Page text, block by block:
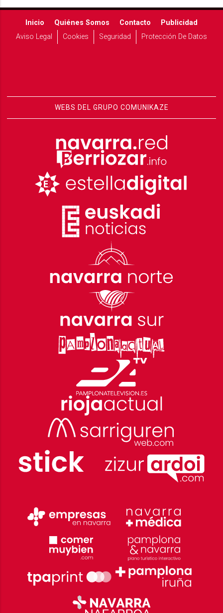
Inicio Quiénes Somos Contacto
Publicidad
Aviso Legal
Cookies Seguridad Protección De Datos
WEBS DEL GRUPO COMUNIKAZE